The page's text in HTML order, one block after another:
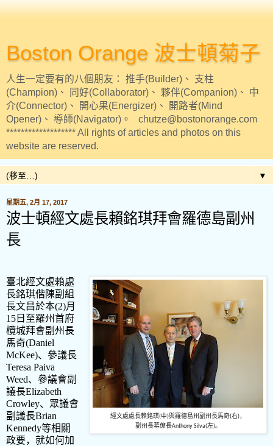
Boston Orange 波士頓菊子
人生一定要有的八個朋友： 推手(Builder)、 支柱
(Champion)、 同好(Collaborator)、 夥伴(Companion)、 中
介(Connector)、 開心果(Energizer)、 開路者(Mind
Opener)、 導師(Navigator)。 chutze@bostonorange.com
******************* All rights of articles and photos on this
website are reserved.
▼
星期五, 2月 17, 2017
波士頓經文處長賴銘琪拜會羅德島副州
長
經文處處長賴銘琪(中)與羅德島州副州長馬奇(右)，
副州長幕僚長Anthony Silva(左)。
臺北經文處賴處
長銘琪偕陳副組
長文昌於本(2)月
15 日至羅州首府
欖城拜會副州長
馬奇(Daniel
McKee)、參議長
Teresa Paiva
Weed、參議會副
議長Elizabeth
Crowley、眾議會
副議長Brian
Kennedy等相關
政要，就如何加